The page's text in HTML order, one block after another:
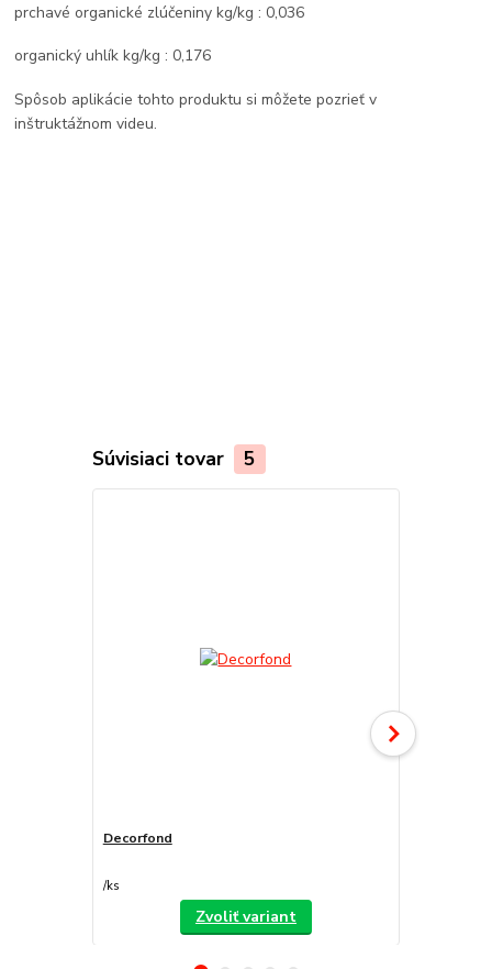
prchavé organické zlúčeniny kg/kg : 0,036
organický uhlík kg/kg : 0,176
Spôsob aplikácie tohto produktu si môžete pozrieť v
inštruktážnom videu.
Súvisiaci tovar 5
Decorfond
/ks
Zvoliť variant